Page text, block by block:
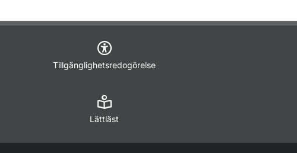
Tillgänglighetsredogörelse
Lättläst